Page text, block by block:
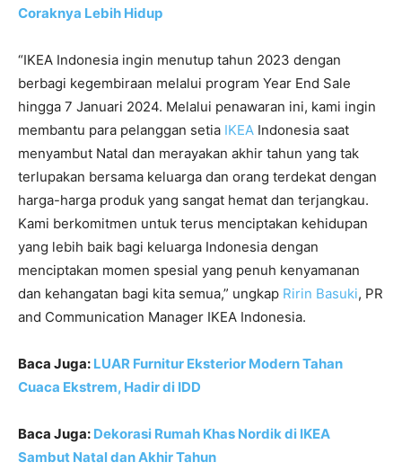
Coraknya Lebih Hidup
“IKEA Indonesia ingin menutup tahun 2023 dengan
berbagi kegembiraan melalui program Year End Sale
hingga 7 Januari 2024. Melalui penawaran ini, kami ingin
membantu para pelanggan setia IKEA Indonesia saat
menyambut Natal dan merayakan akhir tahun yang tak
terlupakan bersama keluarga dan orang terdekat dengan
harga-harga produk yang sangat hemat dan terjangkau.
Kami berkomitmen untuk terus menciptakan kehidupan
yang lebih baik bagi keluarga Indonesia dengan
menciptakan momen spesial yang penuh kenyamanan
dan kehangatan bagi kita semua,” ungkap Ririn Basuki, PR
and Communication Manager IKEA Indonesia.
Baca Juga: LUAR Furnitur Eksterior Modern Tahan
Cuaca Ekstrem, Hadir di IDD
Baca Juga: Dekorasi Rumah Khas Nordik di IKEA
Sambut Natal dan Akhir Tahun